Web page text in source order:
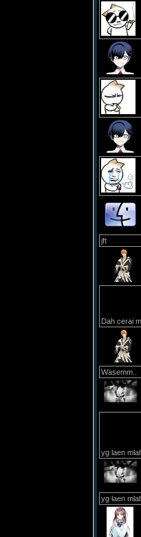
jft
Dah cerai
Wasemm..
yg laen
yg laen